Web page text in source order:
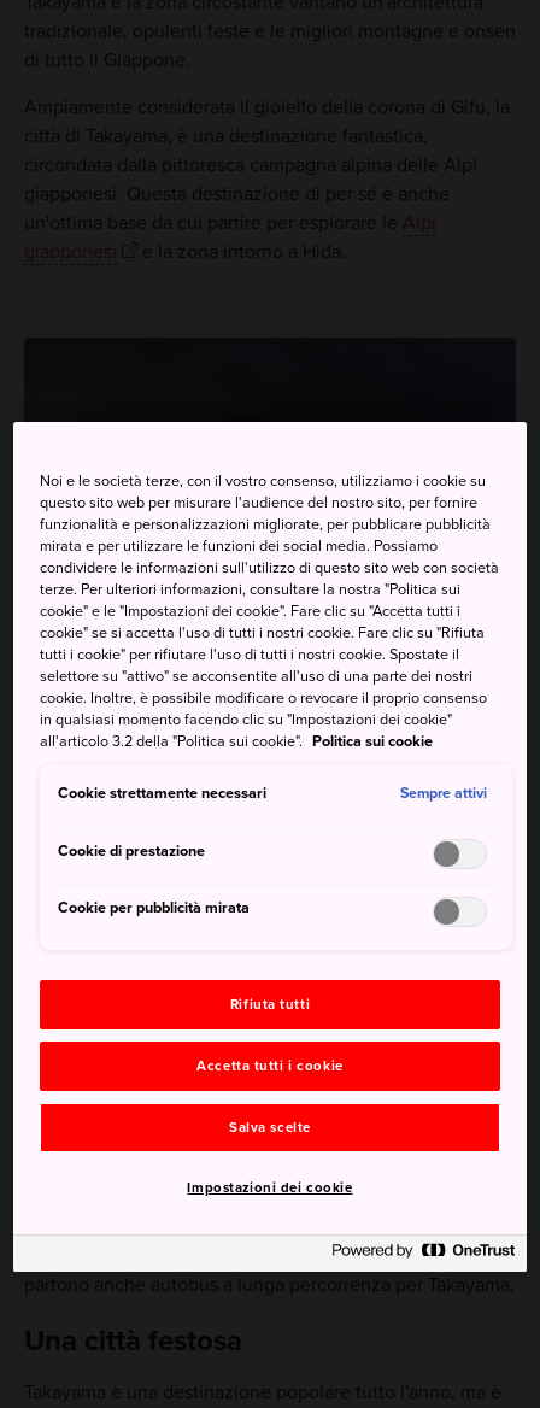
tradizionale, opulenti feste e le migliori montagne e onsen
di tutto il Giappone.
Ampiamente considerata il gioiello della corona di Gifu, la
città di Takayama, è una destinazione fantastica,
circondata dalla pittoresca campagna alpina delle Alpi
giapponesi. Questa destinazione di per sé è anche
un'ottima base da cui partire per esplorare le Alpi
giapponesi
e la zona intorno a Hida.
Da non perdere
I due rinomati festival di Takayama
Il villaggio storico Shirakawa-go, Patrimonio
mondiale dell'UNESCO a 50 minuti di autobus da
Le Alpi giapponesi, un paradiso escursionistico
di livello mondiale
Come arrivare
e Toyama offrono un servizio per
Nagoya e 1 ora e 30 minuti da Toyama. DaMatsumoto
partono anche autobus a lunga percorrenza per Takayama.
Una città festosa
Takayama è una destinazione popolare tutto l'anno, ma è
Noi e le società terze, con il vostro consenso, utilizziamo i cookie su
questo sito web per misurare l'audience del nostro sito, per fornire
funzionalità e personalizzazioni migliorate, per pubblicare pubblicità
mirata e per utilizzare le funzioni dei social media. Possiamo
condividere le informazioni sull'utilizzo di questo sito web con società
terze. Per ulteriori informazioni, consultare la nostra "Politica sui
cookie" e le "Impostazioni dei cookie". Fare clic su "Accetta tutti i
cookie" se si accetta l'uso di tutti i nostri cookie. Fare clic su "Rifiuta
tutti i cookie" per rifiutare l'uso di tutti i nostri cookie. Spostate il
selettore su "attivo" se acconsentite all'uso di una parte dei nostri
cookie. Inoltre, è possibile modificare o revocare il proprio consenso
in qualsiasi momento facendo clic su "Impostazioni dei cookie"
all'articolo 3.2 della "Politica sui cookie". Politica sui cookie
Cookie strettamente necessari Sempre attivi
Cookie di prestazione
Cookie per pubblicità mirata
Rifiuta tutti
Accetta tutti i cookie
Salva scelte
Impostazioni dei cookie